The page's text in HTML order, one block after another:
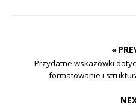
«
Przydatne wskazówki
formatowanie i